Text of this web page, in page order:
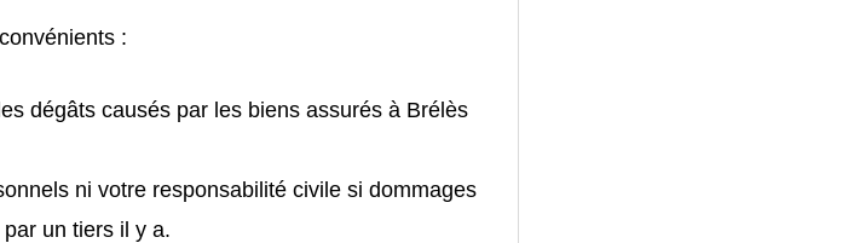
:
dégâts causés par les biens assurés à Brélès
ni votre responsabilité civile si dommages
un tiers il y a.